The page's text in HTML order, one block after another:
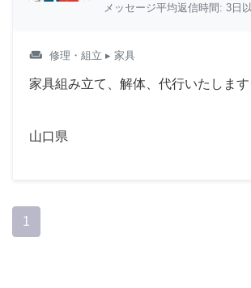
メッセージ平均返信時間: 3日
weekend 修理・組立 ▸ 家具
家具組み立て、解体、代行いたします
山口県
1